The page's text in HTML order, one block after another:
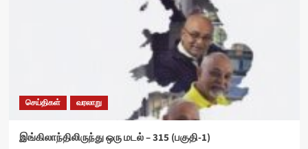
செய்திகள் வரலாறு
இங்கிலாந்திலிருந்து ஒரு மடல் – 315 (பகுதி-1)